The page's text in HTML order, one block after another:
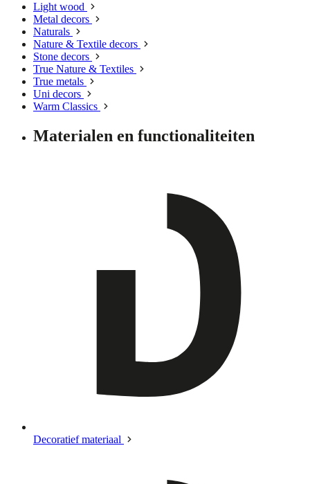
Light wood
Metal decors
Naturals
Nature & Textile decors
Stone decors
True Nature & Textiles
True metals
Uni decors
Warm Classics
Materialen en functionaliteiten
Decoratief materiaal